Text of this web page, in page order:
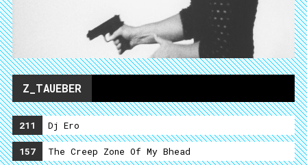
Z_TAUEBER
211 Dj Ero
157 The Creep Zone Of My Bhead